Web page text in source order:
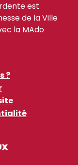
est
de la Ville
la MAdo
?